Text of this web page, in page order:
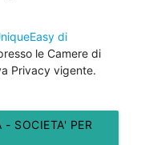
di
le Camere di
Privacy vigente.
SOCIETA' PER